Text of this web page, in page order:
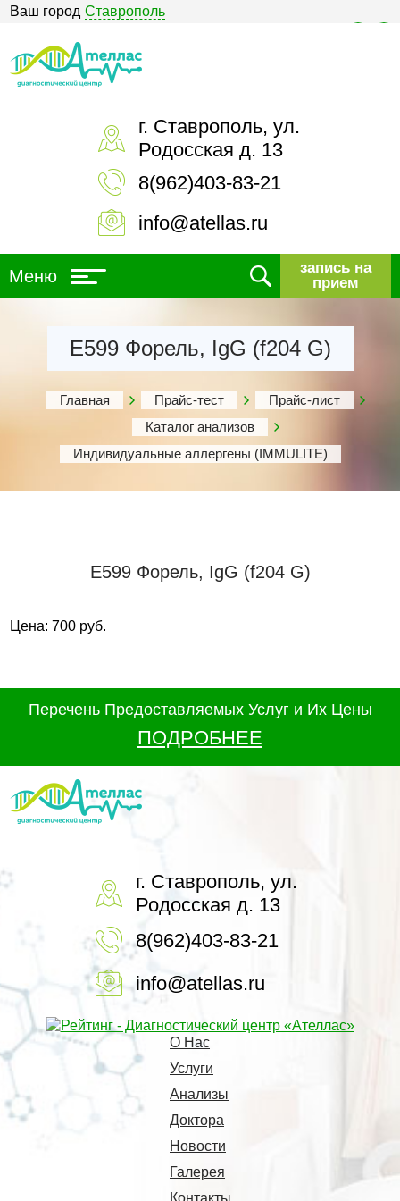
Ваш город Ставрополь
г. Ставрополь, ул.
Родосская д. 13
8(962)403-83-21
info@atellas.ru
Меню
запись на
прием
Е599 Форель, IgG (f204 G)
Главная Прайс-тест
Прайс-лист
Каталог анализов
Индивидуальные аллергены (IMMULITE)
Е599 Форель, IgG (f204 G)
Цена: 700 руб.
Перечень Предоставляемых Услуг и Их Цены
ПОДРОБНЕЕ
г. Ставрополь, ул.
Родосская д. 13
8(962)403-83-21
info@atellas.ru
О Нас
Услуги
Анализы
Доктора
Новости
Галерея
Контакты